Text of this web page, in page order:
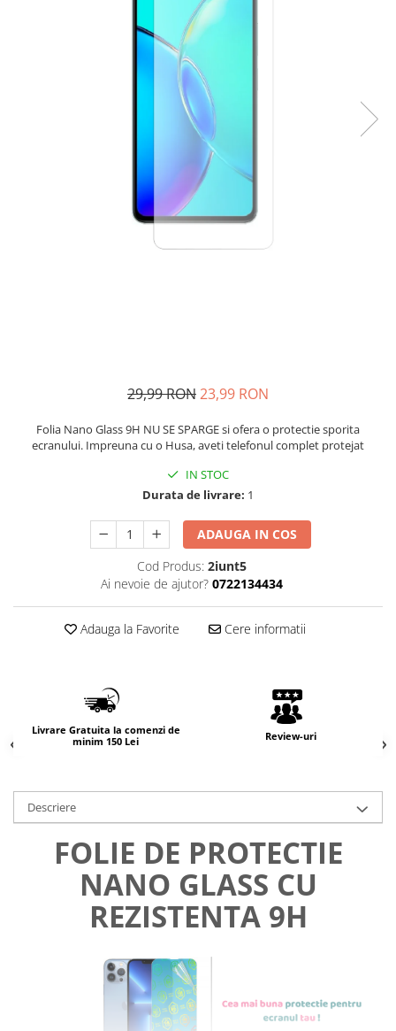
29,99 RON23,99 RON
Folia Nano Glass 9H NU SE SPARGE si ofera o protectie sporita
ecranului. Impreuna cu o Husa, aveti telefonul complet protejat
IN STOC
Durata de livrare: 1
ADAUGA IN COS
Cod Produs: 2iunt5
Ai nevoie de ajutor? 0722134434
Adauga la Favorite Cere informatii
Livrare Gratuita la comenzi de
minim 150 Lei
Review-uri
Descriere
FOLIE DE PROTECTIE
NANO GLASS CU
REZISTENTA 9H